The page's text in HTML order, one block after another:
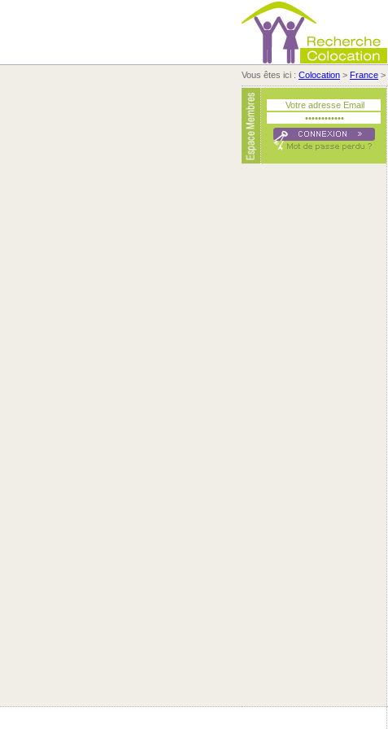
Vous êtes ici : Colocation > France >